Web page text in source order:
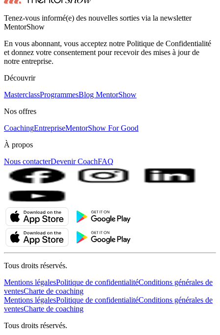
Tenez-vous informé(e) des nouvelles sorties via la newsletter
MentorShow
En vous abonnant, vous acceptez notre Politique de Confidentialité
et donnez votre consentement pour recevoir des mises à jour de
notre entreprise.
Découvrir
MasterclassProgrammesBlog MentorShow
Nos offres
CoachingEntrepriseMentorShow For Good
À propos
Nous contacterDevenir CoachFAQ
Tous droits réservés.
Mentions légalesPolitique de confidentialitéConditions générales de
ventesCharte de coaching
Mentions légalesPolitique de confidentialitéConditions générales de
ventesCharte de coaching
Tous droits réservés.